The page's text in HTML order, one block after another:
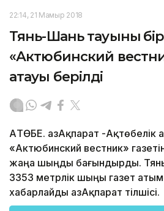
22:14, 21 Мамыр 2018
Тянь-Шань тауының
«Актюбинский
атауы берілді
АҚТӨБЕ. ҚазАқпарат -Ақтөбелік
«Актюбинский вестник»
жаңа шыңды бағындырды.
3353 метрлік шыңы газет
хабарлайды ҚазАқпарат тілшісі.